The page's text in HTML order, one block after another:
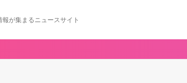
が集まるニュースサイト